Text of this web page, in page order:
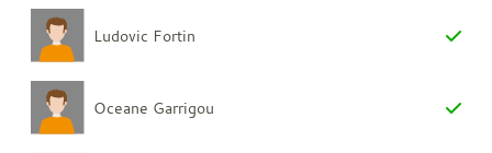
Ludovic Fortin
Oceane Garrigou